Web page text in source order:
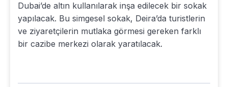
Dubai’de altın kullanılarak inşa edilecek bir sokak
yapılacak. Bu simgesel sokak, Deira’da turistlerin
ve ziyaretçilerin mutlaka görmesi gereken farklı
bir cazibe merkezi olarak yaratılacak.